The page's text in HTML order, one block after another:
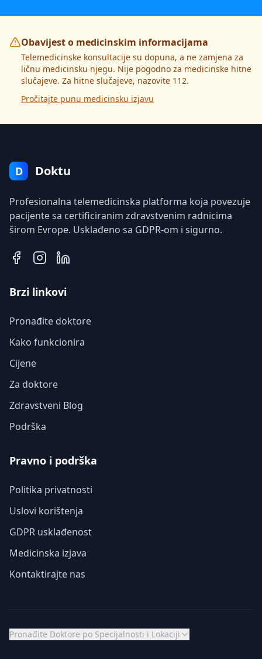
Obavijest o medicinskim informacijama
Telemedicinske konsultacije su dopuna, a ne zamjena za
ličnu medicinsku njegu. Nije pogodno za medicinske hitne
slučajeve. Za hitne slučajeve, nazovite 112.
Pročitajte punu medicinsku izjavu
D Doktu
Profesionalna telemedicinska platforma koja povezuje
pacijente sa certificiranim zdravstvenim radnicima
širom Evrope. Usklađeno sa GDPR-om i sigurno.
Brzi linkovi
Pronađite doktore
Kako funkcionira
Cijene
Za doktore
Zdravstveni Blog
Podrška
Pravno i podrška
Politika privatnosti
Uslovi korištenja
GDPR usklađenost
Medicinska izjava
Kontaktirajte nas
Pronađite Doktore po Specijalnosti i Lokaciji